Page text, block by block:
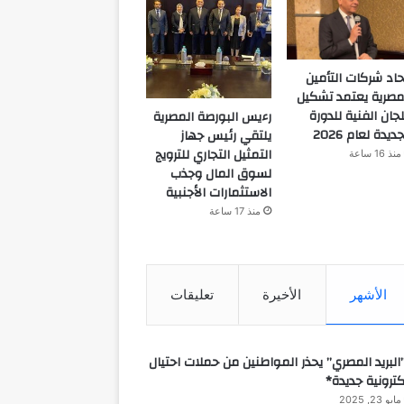
شركات التأمين
يعتمد تشكيل
الفنية للدورة
لعام 2026
منذ 16 ساعة
رءيس البورصة المصرية
يلتقي رئيس جهاز
التمثيل التجاري للترويج
لسوق المال وجذب
الاستثمارات الأجنبية
منذ 17 ساعة
الأشهر الأخيرة تعليقات
المصري” يحذر المواطنين من حملات احتيال
جديدة*
مايو 23, 2025